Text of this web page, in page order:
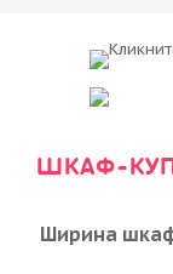
ШКАФ-
Ширина